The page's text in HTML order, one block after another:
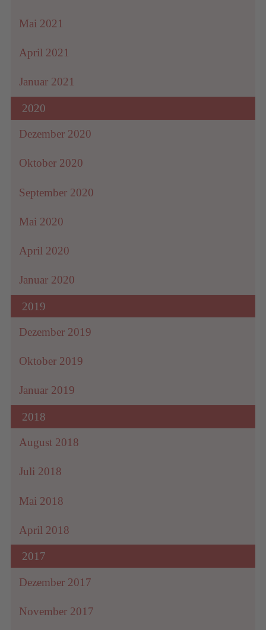
Mai 2021
April 2021
Januar 2021
2020
Dezember 2020
Oktober 2020
September 2020
Mai 2020
April 2020
Januar 2020
2019
Dezember 2019
Oktober 2019
Januar 2019
2018
August 2018
Juli 2018
Mai 2018
April 2018
2017
Dezember 2017
November 2017